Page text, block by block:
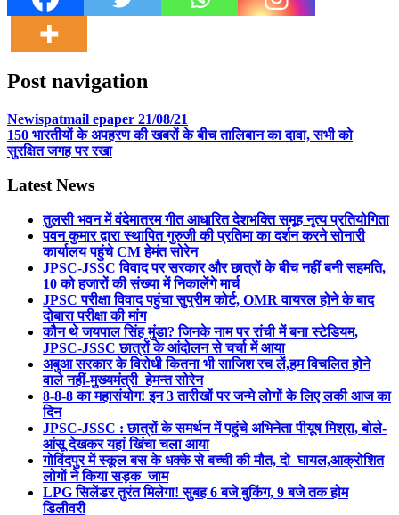
Post navigation
Newispatmail epaper 21/08/21
150 भारतीयों के अपहरण की खबरों के बीच तालिबान का दावा, सभी को
सुरक्षित जगह पर रखा
Latest News
तुलसी भवन में वंदेमातरम गीत आधारित देशभक्ति समूह नृत्य प्रतियोगिता
पवन कुमार द्वारा स्थापित गुरुजी की प्रतिमा का दर्शन करने सोनारी
कार्यालय पहुंचे CM हेमंत सोरेन
JPSC-JSSC विवाद पर सरकार और छात्रों के बीच नहीं बनी सहमति,
10 को हजारों की संख्या में निकालेंगे मार्च
JPSC परीक्षा विवाद पहुंचा सुप्रीम कोर्ट, OMR वायरल होने के बाद
दोबारा परीक्षा की मांग
कौन थे जयपाल सिंह मुंडा? जिनके नाम पर रांची में बना स्टेडियम,
JPSC-JSSC छात्रों के आंदोलन से चर्चा में आया
अबुआ सरकार के विरोधी कितना भी साजिश रच लें,हम विचलित होने
वाले नहीं-मुख्यमंत्री हेमन्त सोरेन
8-8-8 का महासंयोग! इन 3 तारीखों पर जन्मे लोगों के लिए लकी आज का
दिन
JPSC-JSSC : छात्रों के समर्थन में पहुंचे अभिनेता पीयूष मिश्रा, बोले-
आंसू देखकर यहां खिंचा चला आया
गोविंदपुर में स्कूल बस के धक्के से बच्ची की मौत, दो घायल,आक्रोशित
लोगों ने किया सड़क जाम
LPG सिलेंडर तुरंत मिलेगा! सुबह 6 बजे बुकिंग, 9 बजे तक होम
डिलीवरी